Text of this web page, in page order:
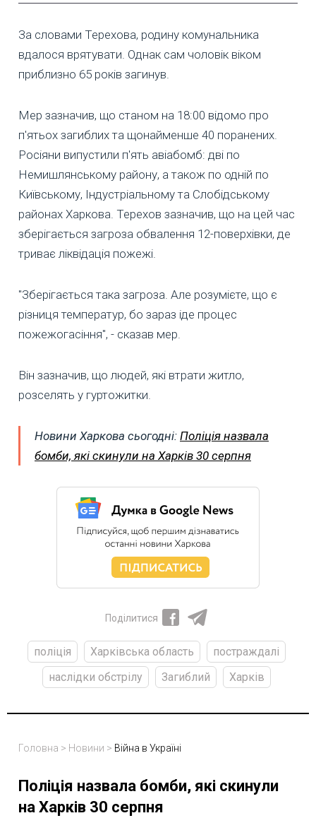
За словами Терехова, родину комунальника
вдалося врятувати. Однак сам чоловік віком
приблизно 65 років загинув.
Мер зазначив, що станом на 18:00 відомо про
п'ятьох загиблих та щонайменше 40 поранених.
Росіяни випустили п'ять авіабомб: дві по
Немишлянському району, а також по одній по
Київському, Індустріальному та Слобідському
районах Харкова. Терехов зазначив, що на цей час
зберігається загроза обвалення 12-поверхівки, де
триває ліквідація пожежі.
"Зберігається така загроза. Але розумієте, що є
різниця температур, бо зараз іде процес
пожежогасіння", - сказав мер.
Він зазначив, що людей, які втрати житло,
розселять у гуртожитки.
Новини Харкова сьогодні: Поліція назвала
бомби, які скинули на Харків 30 серпня
Поділитися
поліція Харківська область
постраждалі
наслідки обстрілу
Загиблий Харків
Головна > Новини > Війна в Україні
Поліція назвала бомби, які скинули
на Харків 30 серпня